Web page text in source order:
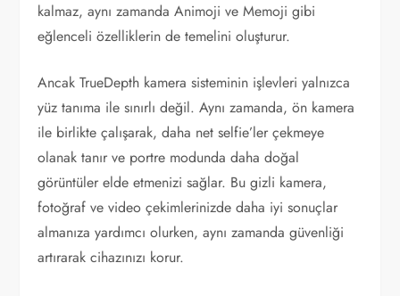
kalmaz, aynı zamanda Animoji ve Memoji gibi
eğlenceli özelliklerin de temelini oluşturur.
Ancak TrueDepth kamera sisteminin işlevleri yalnızca
yüz tanıma ile sınırlı değil. Aynı zamanda, ön kamera
ile birlikte çalışarak, daha net selfie’ler çekmeye
olanak tanır ve portre modunda daha doğal
görüntüler elde etmenizi sağlar. Bu gizli kamera,
fotoğraf ve video çekimlerinizde daha iyi sonuçlar
almanıza yardımcı olurken, aynı zamanda güvenliği
artırarak cihazınızı korur.